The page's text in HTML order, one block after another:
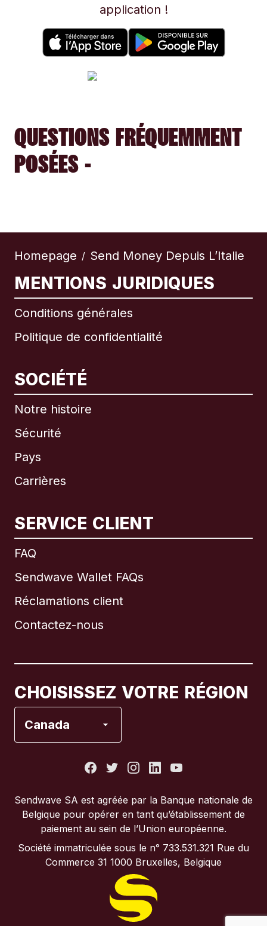
application !
QUESTIONS FRÉQUEMMENT
POSÉES -
Homepage / Send Money Depuis L’Italie
MENTIONS JURIDIQUES
Conditions générales
Politique de confidentialité
SOCIÉTÉ
Notre histoire
Sécurité
Pays
Carrières
SERVICE CLIENT
FAQ
Sendwave Wallet FAQs
Réclamations client
Contactez-nous
CHOISISSEZ VOTRE RÉGION
Canada
International English
Brésil
Italie
Portugal
Royaume-Uni
Sendwave SA est agréée par la Banque nationale de
Belgique pour opérer en tant qu’établissement de
paiement au sein de l’Union européenne.
Société immatriculée sous le n° 733.531.321 Rue du
Commerce 31 1000 Bruxelles, Belgique